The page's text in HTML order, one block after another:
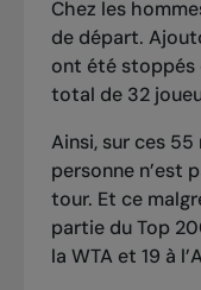
Chez les
de départ.
ont été stoppés
total de 32
Ainsi, sur ces
personne n’est
tour. Et ce
partie du Top
la WTA et 19 à